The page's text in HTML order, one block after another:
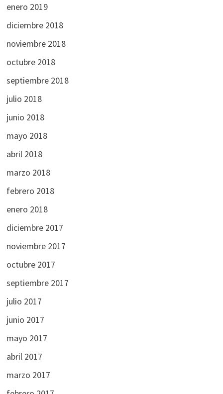
enero 2019
diciembre 2018
noviembre 2018
octubre 2018
septiembre 2018
julio 2018
junio 2018
mayo 2018
abril 2018
marzo 2018
febrero 2018
enero 2018
diciembre 2017
noviembre 2017
octubre 2017
septiembre 2017
julio 2017
junio 2017
mayo 2017
abril 2017
marzo 2017